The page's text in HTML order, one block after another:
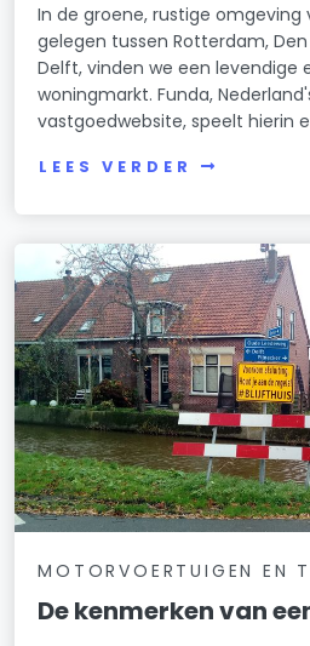
In de groene, rustige omgeving
gelegen tussen Rotterdam,
Delft, vinden we een levendige
woningmarkt. Funda,
vastgoedwebsite, speelt hierin
LEES VERDER
MOTORVOERTUIGEN EN
De kenmerken van